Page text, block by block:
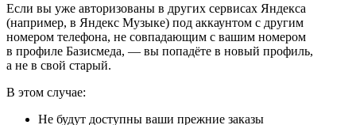
Если вы уже авторизованы в других сервисах Яндекса
(например, в Яндекс Музыке) под аккаунтом с другим
номером телефона, не совпадающим с вашим номером
в профиле Базисмеда, — вы попадёте в новый профиль,
а не в свой старый.
В этом случае:
Не будут доступны ваши прежние заказы